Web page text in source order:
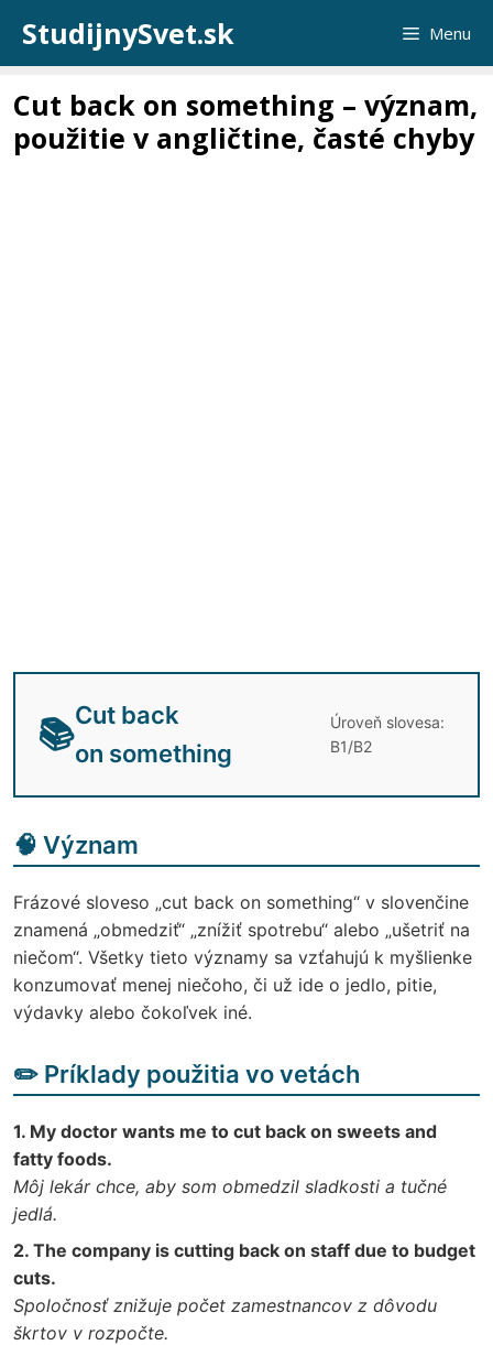
obsah
StudijnySvet.sk Menu
Cut back on something – význam,
použitie v angličtine, časté chyby
📚Cut back
on something
Úroveň slovesa:
B1/B2
🧠 Význam
Frázové sloveso „cut back on something“ v slovenčine
znamená „obmedziť“ „znížiť spotrebu“ alebo „ušetriť na
niečom“. Všetky tieto významy sa vzťahujú k myšlienke
konzumovať menej niečoho, či už ide o jedlo, pitie,
výdavky alebo čokoľvek iné.
✏️ Príklady použitia vo vetách
1. My doctor wants me to cut back on sweets and
fatty foods.
Môj lekár chce, aby som obmedzil sladkosti a tučné
jedlá.
2. The company is cutting back on staff due to budget
cuts.
Spoločnosť znižuje počet zamestnancov z dôvodu
škrtov v rozpočte.